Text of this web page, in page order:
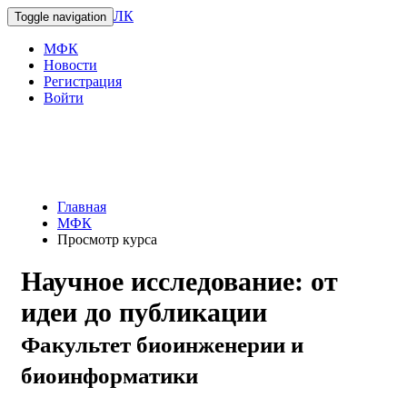
Toggle navigation ЛК
МФК
Новости
Регистрация
Войти
Главная
МФК
Просмотр курса
Научное исследование: от
идеи до публикации
Факультет биоинженерии и
биоинформатики